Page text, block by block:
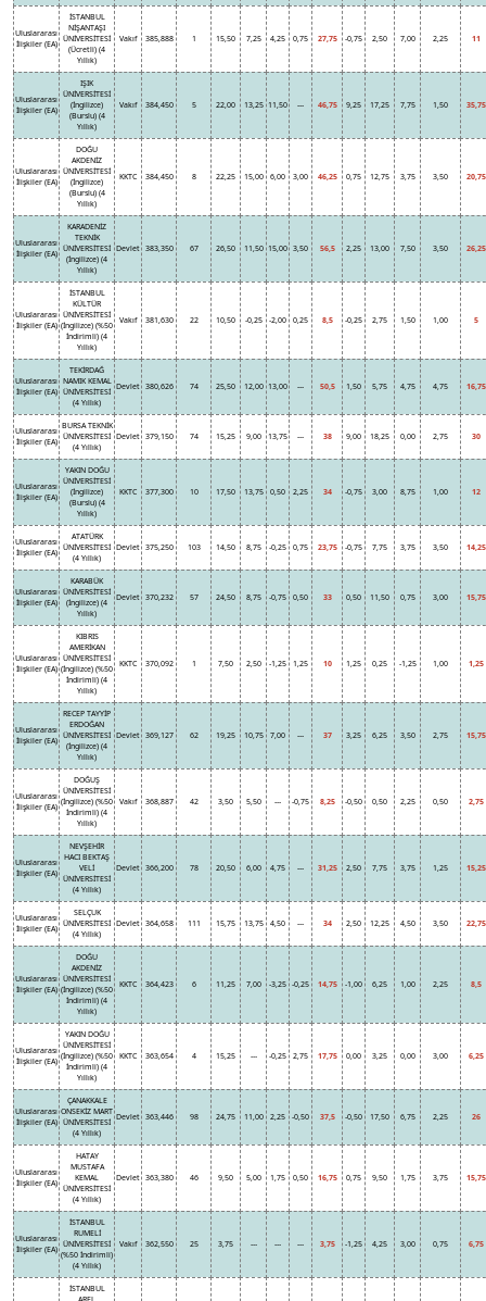
Uluslararası
İlişkiler (EA)
İSTANBUL
NİŞANTAŞI
ÜNİVERSİTESİ
(Ücretli) (4
Yıllık)
Vakıf 385,888 1 15,50 7,25 4,25 0,75 27,75 -0,75 2,50 7,00 2,25 11
Uluslararası
İlişkiler (EA)
IŞIK
ÜNİVERSİTESİ
(İngilizce)
(Burslu) (4
Yıllık)
Vakıf 384,450 5 22,00 13,25 11,50 --- 46,75 9,25 17,25 7,75 1,50 35,75
Uluslararası
İlişkiler (EA)
DOĞU
AKDENİZ
ÜNİVERSİTESİ
(İngilizce)
(Burslu) (4
Yıllık)
KKTC 384,450 8 22,25 15,00 6,00 3,00 46,25 0,75 12,75 3,75 3,50 20,75
Uluslararası
İlişkiler (EA)
KARADENİZ
TEKNİK
ÜNİVERSİTESİ
(İngilizce) (4
Yıllık)
Devlet 383,350 67 26,50 11,50 15,00 3,50 56,5 2,25 13,00 7,50 3,50 26,25
Uluslararası
İlişkiler (EA)
İSTANBUL
KÜLTÜR
ÜNİVERSİTESİ
(İngilizce) (%50
İndirimli) (4
Yıllık)
Vakıf 381,630 22 10,50 -0,25 -2,00 0,25 8,5 -0,25 2,75 1,50 1,00 5
Uluslararası
İlişkiler (EA)
TEKİRDAĞ
NAMIK KEMAL
ÜNİVERSİTESİ
(4 Yıllık)
Devlet 380,626 74 25,50 12,00 13,00 --- 50,5 1,50 5,75 4,75 4,75 16,75
Uluslararası
İlişkiler (EA)
BURSA TEKNİK
ÜNİVERSİTESİ
(4 Yıllık)
Devlet 379,150 74 15,25 9,00 13,75 --- 38 9,00 18,25 0,00 2,75 30
Uluslararası
İlişkiler (EA)
YAKIN DOĞU
ÜNİVERSİTESİ
(İngilizce)
(Burslu) (4
Yıllık)
KKTC 377,300 10 17,50 13,75 0,50 2,25 34 -0,75 3,00 8,75 1,00 12
Uluslararası
İlişkiler (EA)
ATATÜRK
ÜNİVERSİTESİ
(4 Yıllık)
Devlet 375,250 103 14,50 8,75 -0,25 0,75 23,75 -0,75 7,75 3,75 3,50 14,25
Uluslararası
İlişkiler (EA)
KARABÜK
ÜNİVERSİTESİ
(İngilizce) (4
Yıllık)
Devlet 370,232 57 24,50 8,75 -0,75 0,50 33 0,50 11,50 0,75 3,00 15,75
Uluslararası
İlişkiler (EA)
KIBRIS
AMERİKAN
ÜNİVERSİTESİ
(İngilizce) (%50
İndirimli) (4
Yıllık)
KKTC 370,092 1 7,50 2,50 -1,25 1,25 10 1,25 0,25 -1,25 1,00 1,25
Uluslararası
İlişkiler (EA)
RECEP TAYYİP
ERDOĞAN
ÜNİVERSİTESİ
(İngilizce) (4
Yıllık)
Devlet 369,127 62 19,25 10,75 7,00 --- 37 3,25 6,25 3,50 2,75 15,75
Uluslararası
İlişkiler (EA)
DOĞUŞ
ÜNİVERSİTESİ
(İngilizce) (%50
İndirimli) (4
Yıllık)
Vakıf 368,887 42 3,50 5,50 --- -0,75 8,25 -0,50 0,50 2,25 0,50 2,75
Uluslararası
İlişkiler (EA)
NEVŞEHİR
HACI BEKTAŞ
VELİ
ÜNİVERSİTESİ
(4 Yıllık)
Devlet 366,200 78 20,50 6,00 4,75 --- 31,25 2,50 7,75 3,75 1,25 15,25
Uluslararası
İlişkiler (EA)
SELÇUK
ÜNİVERSİTESİ
(4 Yıllık)
Devlet 364,658 111 15,75 13,75 4,50 --- 34 2,50 12,25 4,50 3,50 22,75
Uluslararası
İlişkiler (EA)
DOĞU
AKDENİZ
ÜNİVERSİTESİ
(İngilizce) (%50
İndirimli) (4
Yıllık)
KKTC 364,423 6 11,25 7,00 -3,25 -0,25 14,75 -1,00 6,25 1,00 2,25 8,5
Uluslararası
İlişkiler (EA)
YAKIN DOĞU
ÜNİVERSİTESİ
(İngilizce) (%50
İndirimli) (4
Yıllık)
KKTC 363,654 4 15,25 --- -0,25 2,75 17,75 0,00 3,25 0,00 3,00 6,25
Uluslararası
İlişkiler (EA)
ÇANAKKALE
ONSEKİZ MART
ÜNİVERSİTESİ
(4 Yıllık)
Devlet 363,446 98 24,75 11,00 2,25 -0,50 37,5 -0,50 17,50 6,75 2,25 26
Uluslararası
İlişkiler (EA)
HATAY
MUSTAFA
KEMAL
ÜNİVERSİTESİ
(4 Yıllık)
Devlet 363,380 46 9,50 5,00 1,75 0,50 16,75 0,75 9,50 1,75 3,75 15,75
Uluslararası
İlişkiler (EA)
İSTANBUL
RUMELİ
ÜNİVERSİTESİ
(%50 İndirimli)
(4 Yıllık)
Vakıf 362,550 25 3,75 --- --- --- 3,75 -1,25 4,25 3,00 0,75 6,75
İSTANBUL